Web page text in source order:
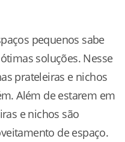
pequenos sabe
soluções. Nesse
prateleiras e nichos
Além de estarem em
e nichos são
de espaço.